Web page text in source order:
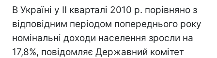
В Україні у ІI кварталі 2010 р. порівняно з
відповідним періодом попереднього року
номінальні доходи населення зросли на
17,8%, повідомляє Державний комітет